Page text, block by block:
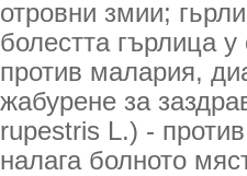
отровни змии;
болестта гърлица
против малария,
жабурене за
rupestris L.) -
налага болното